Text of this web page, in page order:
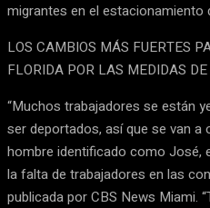
migrantes en el estacionamiento
LOS CAMBIOS MÁS FUERTES
FLORIDA POR LAS MEDIDAS
“Muchos trabajadores se están
ser deportados, así que se van
hombre identificado como José,
la falta de trabajadores en las
publicada por CBS News Miami.